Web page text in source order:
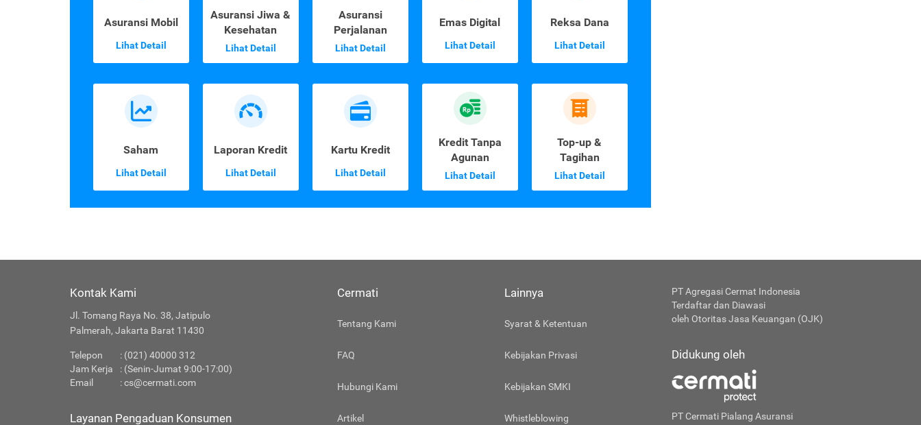
Asuransi Mobil
Lihat Detail
Asuransi Jiwa &
Kesehatan
Lihat Detail
Asuransi
Perjalanan
Lihat Detail
Emas Digital
Lihat Detail
Reksa Dana
Lihat Detail
Saham
Lihat Detail
Laporan Kredit
Lihat Detail
Kartu Kredit
Lihat Detail
Kredit Tanpa
Agunan
Lihat Detail
Top-up &
Tagihan
Lihat Detail
Kontak Kami
Jl. Tomang Raya No. 38, Jatipulo
Palmerah, Jakarta Barat 11430
Telepon : (021) 40000 312
Jam Kerja
: (Senin-Jumat 9:00-17:00)
Email
:cs@cermati.com
Layanan Pengaduan Konsumen
Cermati
Tentang Kami
FAQ
Hubungi Kami
Artikel
Lainnya
Syarat & Ketentuan
Kebijakan Privasi
Kebijakan SMKI
Whistleblowing
PT Agregasi Cermat Indonesia
Terdaftar dan Diawasi
oleh Otoritas Jasa Keuangan (OJK)
Didukung oleh
PT Cermati Pialang Asuransi